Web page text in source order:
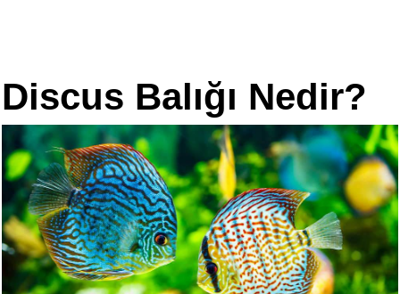
Discus Balığı Nedir?